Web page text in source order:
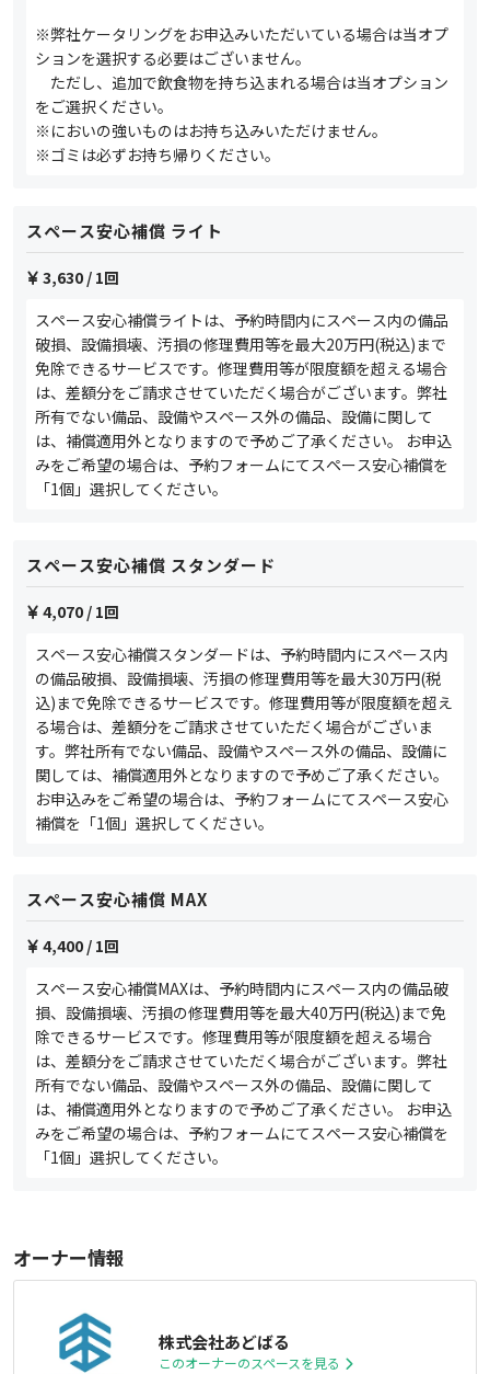
※弊社ケータリングをお申込みいただいている場合は当オプ
ションを選択する必要はございません。
ただし、追加で飲食物を持ち込まれる場合は当オプション
をご選択ください。
※においの強いものはお持ち込みいただけません。
※ゴミは必ずお持ち帰りください。
スペース安心補償 ライト
3,630 / 1回
スペース安心補償ライトは、予約時間内にスペース内の備品
破損、設備損壊、汚損の修理費用等を最大20万円(税込)まで
免除できるサービスです。修理費用等が限度額を超える場合
は、差額分をご請求させていただく場合がございます。弊社
所有でない備品、設備やスペース外の備品、設備に関して
は、補償適用外となりますので予めご了承ください。 お申込
みをご希望の場合は、予約フォームにてスペース安心補償を
「1個」選択してください。
スペース安心補償 スタンダード
4,070 / 1回
スペース安心補償スタンダードは、予約時間内にスペース内
の備品破損、設備損壊、汚損の修理費用等を最大30万円(税
込)まで免除できるサービスです。修理費用等が限度額を超え
る場合は、差額分をご請求させていただく場合がございま
す。弊社所有でない備品、設備やスペース外の備品、設備に
関しては、補償適用外となりますので予めご了承ください。
お申込みをご希望の場合は、予約フォームにてスペース安心
補償を「1個」選択してください。
スペース安心補償 MAX
4,400 / 1回
スペース安心補償MAXは、予約時間内にスペース内の備品破
損、設備損壊、汚損の修理費用等を最大40万円(税込)まで免
除できるサービスです。修理費用等が限度額を超える場合
は、差額分をご請求させていただく場合がございます。弊社
所有でない備品、設備やスペース外の備品、設備に関して
は、補償適用外となりますので予めご了承ください。 お申込
みをご希望の場合は、予約フォームにてスペース安心補償を
「1個」選択してください。
オーナー情報
株式会社あどばる
このオーナーのスペースを見る